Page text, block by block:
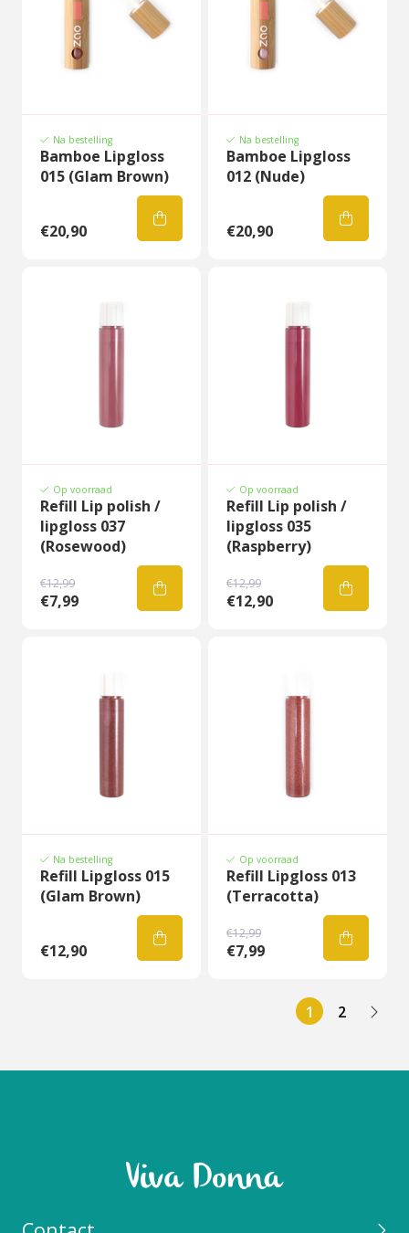
Na bestelling
Bamboe Lipgloss
015 (Glam Brown)
€20,90
Na bestelling
Bamboe Lipgloss
012 (Nude)
€20,90
Op voorraad
Refill Lip polish /
lipgloss 037
(Rosewood)
€12,99
€7,99
Op voorraad
Refill Lip polish /
lipgloss 035
(Raspberry)
€12,99
€12,90
Na bestelling
Refill Lipgloss 015
(Glam Brown)
€12,90
Op voorraad
Refill Lipgloss 013
(Terracotta)
€12,99
€7,99
1 2